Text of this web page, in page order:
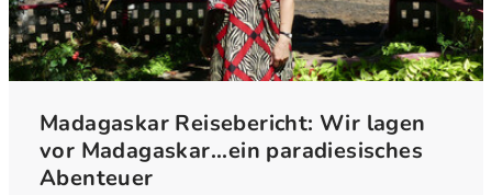
Madagaskar Reisebericht: Wir lagen
vor Madagaskar...ein paradiesisches
Abenteuer